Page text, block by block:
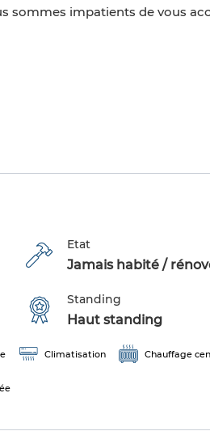
sommes impatients de vous
Etat
Jamais habité /
Standing
Haut standing
Climatisation Chauffage